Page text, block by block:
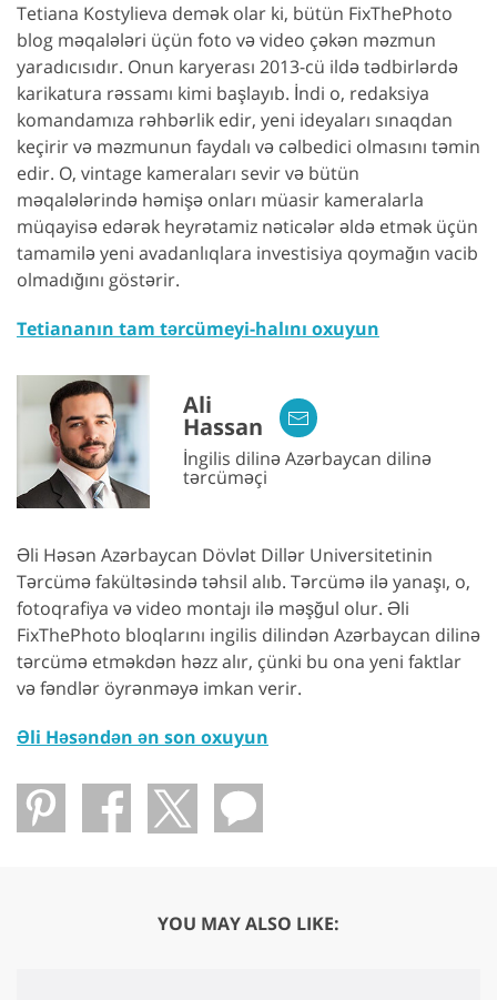
Tetiana Kostylieva demək olar ki, bütün FixThePhoto
blog məqalələri üçün foto və video çəkən məzmun
yaradıcısıdır. Onun karyerası 2013-cü ildə tədbirlərdə
karikatura rəssamı kimi başlayıb. İndi o, redaksiya
komandamıza rəhbərlik edir, yeni ideyaları sınaqdan
keçirir və məzmunun faydalı və cəlbedici olmasını təmin
edir. O, vintage kameraları sevir və bütün
məqalələrində həmişə onları müasir kameralarla
müqayisə edərək heyrətamiz nəticələr əldə etmək üçün
tamamilə yeni avadanlıqlara investisiya qoymağın vacib
olmadığını göstərir.
Tetiananın tam tərcümeyi-halını oxuyun
Ali
Hassan
İngilis dilinə Azərbaycan dilinə
tərcüməçi
Əli Həsən Azərbaycan Dövlət Dillər Universitetinin
Tərcümə fakültəsində təhsil alıb. Tərcümə ilə yanaşı, o,
fotoqrafiya və video montajı ilə məşğul olur. Əli
FixThePhoto bloqlarını ingilis dilindən Azərbaycan dilinə
tərcümə etməkdən həzz alır, çünki bu ona yeni faktlar
və fəndlər öyrənməyə imkan verir.
Əli Həsəndən ən son oxuyun
YOU MAY ALSO LIKE: